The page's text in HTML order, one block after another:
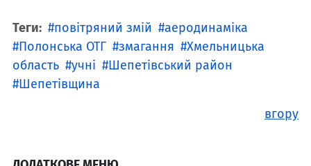
Теги: повітряний змій
аеродинаміка
Полонська ОТГ
змагання
Хмельницька
область
учні
Шепетівський район
Шепетівщина
вгору